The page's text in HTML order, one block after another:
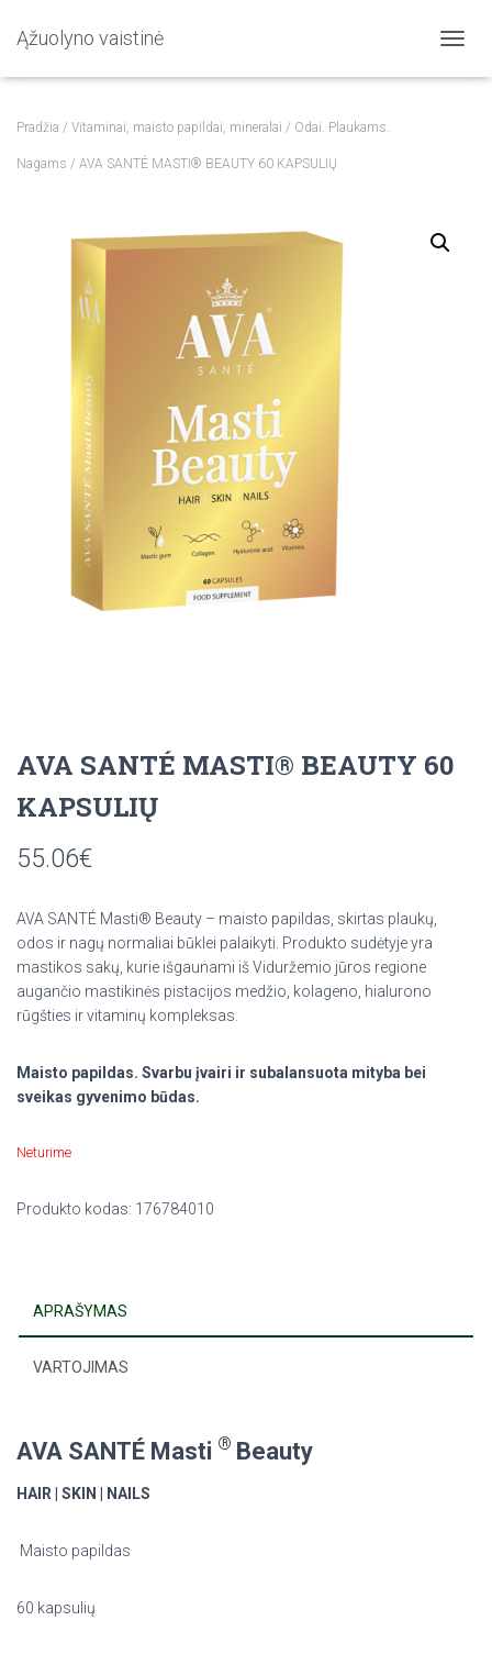
Ąžuolyno vaistinė
O
Pradžia / Vitaminai, maisto papildai, mineralai / Odai. Plaukams.
Nagams / AVA SANTÉ MASTI® BEAUTY 60 KAPSULIŲ
AVA SANTÉ MASTI® BEAUTY 60
KAPSULIŲ
55.06€
AVA SANTÉ Masti® Beauty – maisto papildas, skirtas plaukų,
odos ir nagų normaliai būklei palaikyti. Produkto sudėtyje yra
mastikos sakų, kurie išgaunami iš Viduržemio jūros regione
augančio mastikinės pistacijos medžio, kolageno, hialurono
rūgšties ir vitaminų kompleksas.
Maisto papildas. Svarbu įvairi ir subalansuota mityba bei
sveikas gyvenimo būdas.
Neturime
Produkto kodas: 176784010
APRAŠYMAS
VARTOJIMAS
AVA SANTÉ Masti ® Beauty
HAIR | SKIN | NAILS
Maisto papildas
60 kapsulių